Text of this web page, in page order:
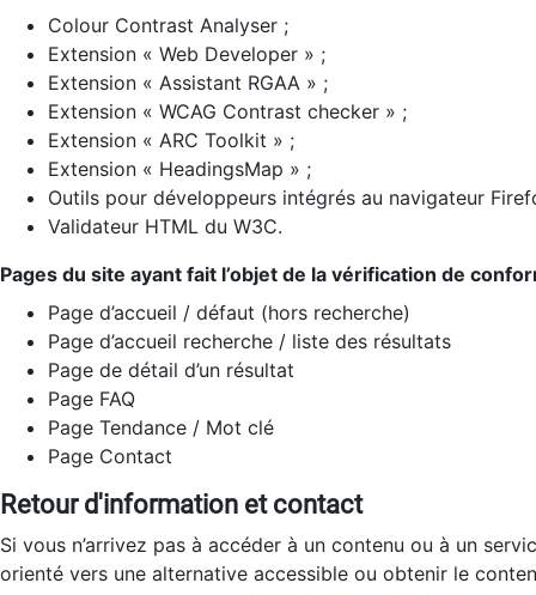
Colour Contrast Analyser ;
Extension « Web Developer » ;
Extension « Assistant RGAA » ;
Extension « WCAG Contrast checker » ;
Extension « ARC Toolkit » ;
Extension « HeadingsMap » ;
Outils pour développeurs intégrés au navigateur
Validateur HTML du W3C.
Pages du site ayant fait l’objet de la vérification de
Page d’accueil / défaut (hors recherche)
Page d’accueil recherche / liste des résultats
Page de détail d’un résultat
Page FAQ
Page Tendance / Mot clé
Page Contact
Retour d'information et contact
Si vous n’arrivez pas à accéder à un contenu ou à un
orienté vers une alternative accessible ou obtenir le